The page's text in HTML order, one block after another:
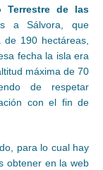
Terrestre de las
a Sálvora, que
190 hectáreas,
fecha la isla era
máxima de 70
de respetar
con el fin de
para lo cual hay
obtener en la web